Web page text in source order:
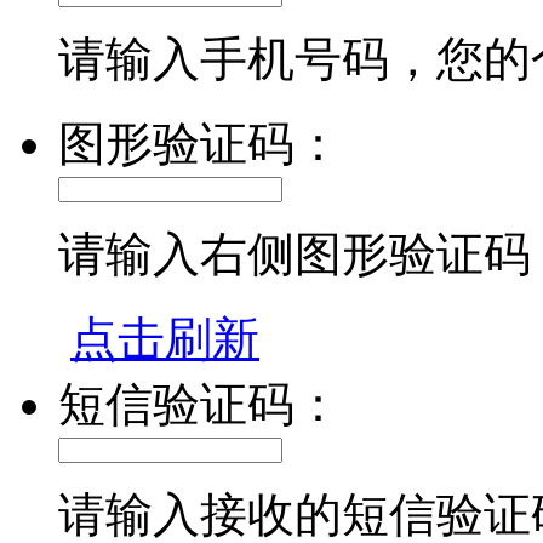
请输入手机号码，您
图形验证码：
请输入右侧图形验证码
点击刷新
短信验证码：
请输入接收的短信验证